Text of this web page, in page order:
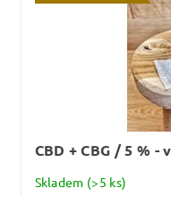
CBD + CBG / 5 %
Skladem (>5 ks)